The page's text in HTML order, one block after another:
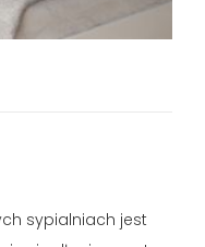
sypialniach jest